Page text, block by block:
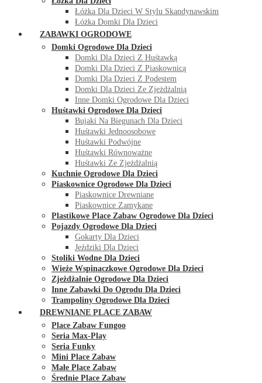
Łóżka Dla Dzieci W Stylu Skandynawskim
Łóżka Domki Dla Dzieci
ZABAWKI OGRODOWE
Domki Ogrodowe Dla Dzieci
Domki Dla Dzieci Z Huśtawką
Domki Dla Dzieci Z Piaskownicą
Domki Dla Dzieci Z Podestem
Domki Dla Dzieci Ze Zjeżdżalnią
Inne Domki Ogrodowe Dla Dzieci
Huśtawki Ogrodowe Dla Dzieci
Bujaki Na Biegunach Dla Dzieci
Huśtawki Jednoosobowe
Huśtawki Podwójne
Huśtawki Równoważne
Huśtawki Ze Zjeżdżalnią
Kuchnie Ogrodowe Dla Dzieci
Piaskownice Ogrodowe Dla Dzieci
Piaskownice Drewniane
Piaskownice Zamykane
Plastikowe Place Zabaw Ogrodowe Dla Dzieci
Pojazdy Ogrodowe Dla Dzieci
Gokarty Dla Dzieci
Jeździki Dla Dzieci
Stoliki Wodne Dla Dzieci
Wieże Wspinaczkowe Ogrodowe Dla Dzieci
Zjeżdżalnie Ogrodowe Dla Dzieci
Inne Zabawki Do Ogrodu Dla Dzieci
Trampoliny Ogrodowe Dla Dzieci
DREWNIANE PLACE ZABAW
Place Zabaw Fungoo
Seria Max-Play
Seria Funky
Mini Place Zabaw
Małe Place Zabaw
Średnie Place Zabaw